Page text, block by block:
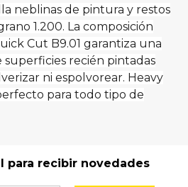
neblinas de pintura y restos
1.200. La composición
Cut B9.01 garantiza una
superficies recién pintadas
ni espolvorear. Heavy
para todo tipo de
para recibir novedades